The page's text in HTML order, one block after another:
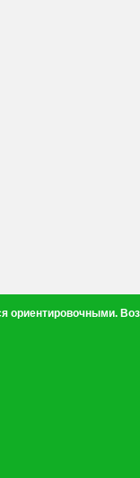
ориентировочными.